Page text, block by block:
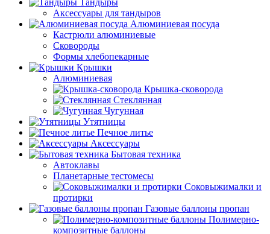
Тандыры
Аксессуары для тандыров
Алюминиевая посуда
Кастрюли алюминиевые
Сковороды
Формы хлебопекарные
Крышки
Алюминиевая
Крышка-сковорода
Стеклянная
Чугунная
Утятницы
Печное литье
Аксессуары
Бытовая техника
Автоклавы
Планетарные тестомесы
Соковыжималки и
протирки
Газовые баллоны пропан
Полимерно-
композитные баллоны